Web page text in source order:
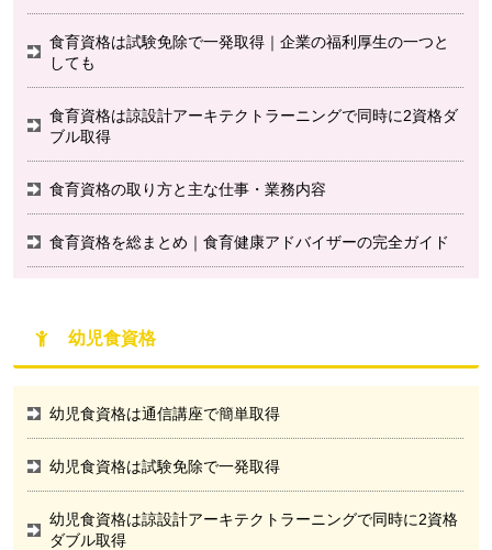
食育資格は試験免除で一発取得｜企業の福利厚生の一つと
しても
食育資格は諒設計アーキテクトラーニングで同時に2資格ダ
ブル取得
食育資格の取り方と主な仕事・業務内容
食育資格を総まとめ｜食育健康アドバイザーの完全ガイド
幼児食資格
幼児食資格は通信講座で簡単取得
幼児食資格は試験免除で一発取得
幼児食資格は諒設計アーキテクトラーニングで同時に2資格
ダブル取得